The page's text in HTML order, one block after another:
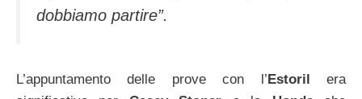
dobbiamo partire”.
L’appuntamento delle prove con l’ Estoril
era